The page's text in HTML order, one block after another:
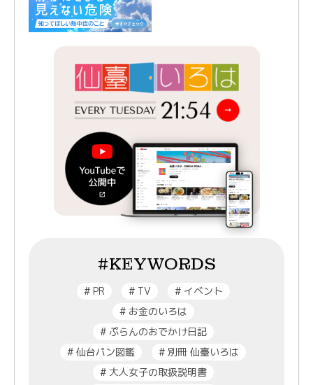
#KEYWORDS
#PR #TV #イベント
#お金のいろは
#ぷらんのおでかけ日記
# 仙台パン図鑑 # 別冊 仙臺いろは
#大人女子の取扱説明書